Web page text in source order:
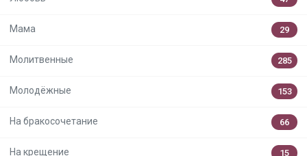
Мама 29
Молитвенные 285
Молодёжные 153
На бракосочетание 66
На крещение 15